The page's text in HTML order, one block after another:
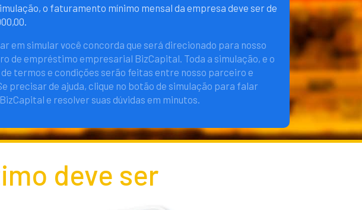
o faturamento mínimo mensal da empresa deve ser de
em simular você concorda que será direcionado para nosso
de empréstimo empresarial BizCapital. Toda a simulação, e o
termos e condições serão feitas entre nosso parceiro e
precisar de ajuda, clique no botão de simulação para falar
e resolver suas dúvidas em minutos.
deve ser